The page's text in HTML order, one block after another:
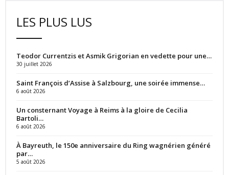
LES PLUS LUS
Teodor Currentzis et Asmik Grigorian en vedette pour une…
30 juillet 2026
Saint François d’Assise à Salzbourg, une soirée immense…
6 août 2026
Un consternant Voyage à Reims à la gloire de Cecilia
Bartoli…
6 août 2026
À Bayreuth, le 150e anniversaire du Ring wagnérien généré
par…
5 août 2026